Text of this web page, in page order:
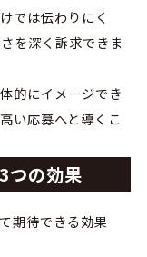
では伝わりにく
を深く訴求できま
的にイメージでき
い応募へと導くこ
つの効果
期待できる効果